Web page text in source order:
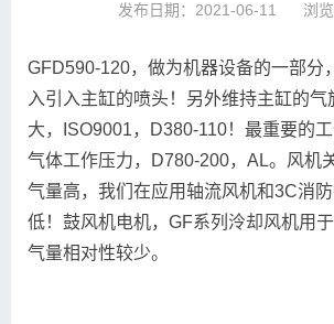
发布日期：2021-06-11 浏
GFD590-120，做为机器设备的一部分
入引入主缸的喷头！另外维持主缸的气
大，ISO9001，D380-110！最重要的
气体工作压力，D780-200，AL。风机
气量高，我们在应用轴流风机和3C消
低！鼓风机电机，GF系列泠却风机用于
气量相对性较少。